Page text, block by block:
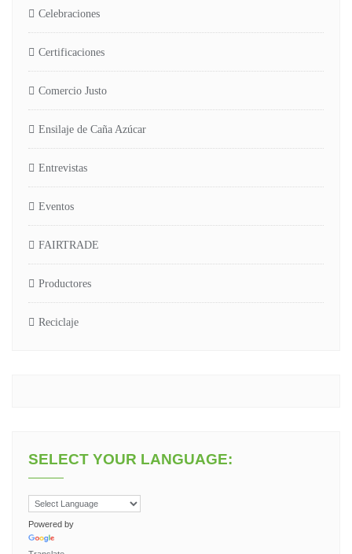
Celebraciones
Certificaciones
Comercio Justo
Ensilaje de Caña Azúcar
Entrevistas
Eventos
FAIRTRADE
Productores
Reciclaje
SELECT YOUR LANGUAGE:
Powered by